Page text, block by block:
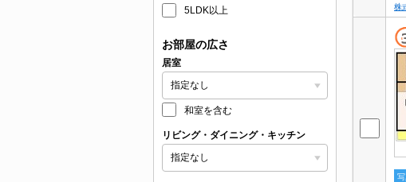
5LDK以上
お部屋の広さ
居室
和室を含む
リビング・ダイニング・キッチン
株